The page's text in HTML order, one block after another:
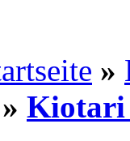
»
» Kiotari